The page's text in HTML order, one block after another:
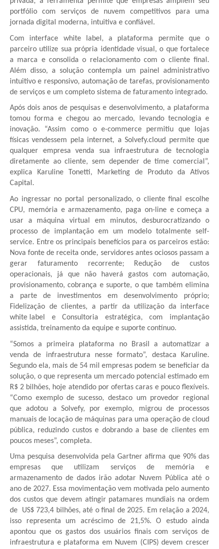
portfólio com serviços de nuvem competitivos para uma
jornada digital moderna, intuitiva e confiável.
Com interface white label, a plataforma permite que o
parceiro utilize sua própria identidade visual, o que fortalece
a marca e consolida o relacionamento com o cliente final.
Além disso, a solução contempla um painel administrativo
intuitivo e responsivo, automação de tarefas, provisionamento
de serviços e um completo sistema de faturamento integrado.
Após dois anos de pesquisas e desenvolvimento, a plataforma
tomou forma e chegou ao mercado, levando tecnologia e
inovação. “Assim como o e-commerce permitiu que lojas
físicas vendessem pela internet, a Solvefy.cloud permite que
qualquer empresa venda sua infraestrutura de tecnologia
diretamente ao cliente, sem depender de time comercial”,
explica Karuline Tonetti, Marketing de Produto da Ativos
Capital.
Ao ingressar no portal personalizado, o cliente final escolhe
CPU, memória e armazenamento, paga on-line e começa a
usar a máquina virtual em minutos, desburocratizando o
processo de implantação em um modelo totalmente self-
service. Entre os principais benefícios para os parceiros estão:
Nova fonte de receita onde, servidores antes ociosos passam a
gerar faturamento recorrente; Redução de custos
operacionais, já que não haverá gastos com automação,
provisionamento, cobrança e suporte, o que também elimina
a parte de investimentos em desenvolvimento próprio;
Fidelização de clientes, a partir da utilização da interface
white label e Consultoria estratégica, com implantação
assistida, treinamento da equipe e suporte contínuo.
“Somos a primeira plataforma no Brasil a automatizar a
venda de infraestrutura nesse formato”, destaca Karuline.
Segundo ela, mais de 54 mil empresas podem se beneficiar da
solução, o que representa um mercado potencial estimado em
R$ 2 bilhões, hoje atendido por ofertas caras e pouco flexíveis.
“Como exemplo de sucesso, destaco um provedor regional
que adotou a Solvefy, por exemplo, migrou de processos
manuais de locação de máquinas para uma operação de cloud
pública, reduzindo custos e dobrando a base de clientes em
poucos meses”, completa.
Uma pesquisa desenvolvida pela Gartner afirma que 90% das
empresas que utilizam serviços de memória e
armazenamento de dados irão adotar Nuvem Pública até o
ano de 2027. Essa movimentação vem motivada pelo aumento
dos custos que devem atingir patamares mundiais na ordem
de US$ 723,4 bilhões, até o final de 2025. Em relação a 2024,
isso representa um acréscimo de 21,5%. O estudo ainda
apontou que os gastos dos usuários finais com serviços de
infraestrutura e plataforma em Nuvem (CIPS) devem crescer